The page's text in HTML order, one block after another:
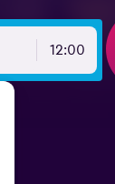
12:00